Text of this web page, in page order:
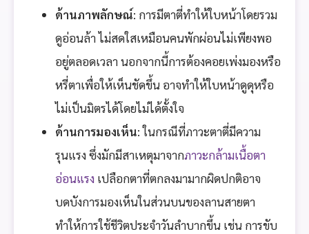
ด้านภาพลักษณ์: การมีตาตี่ทำให้ใบหน้าโดยรวม
ดูอ่อนล้า ไม่สดใสเหมือนคนพักผ่อนไม่เพียงพอ
อยู่ตลอดเวลา นอกจากนี้การต้องคอยเพ่งมองหรือ
หรี่ตาเพื่อให้เห็นชัดขึ้น อาจทำให้ใบหน้าดูดุหรือ
ไม่เป็นมิตรได้โดยไม่ได้ตั้งใจ
ด้านการมองเห็น: ในกรณีที่ภาวะตาตี่มีความ
รุนแรง ซึ่งมักมีสาเหตุมาจากภาวะกล้ามเนื้อตา
อ่อนแรง เปลือกตาที่ตกลงมามากผิดปกติอาจ
บดบังการมองเห็นในส่วนบนของลานสายตา
ทำให้การใช้ชีวิตประจำวันลำบากขึ้น เช่น การขับ